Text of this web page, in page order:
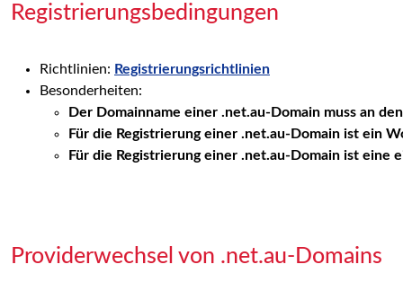
Registrierungsbedingungen
Richtlinien: Registrierungsrichtlinien
Besonderheiten:
Der Domainname einer .net.au-Domain muss an
Für die Registrierung einer .net.au-Domain ist ein
Für die Registrierung einer .net.au-Domain ist
Providerwechsel von .net.au-Domains